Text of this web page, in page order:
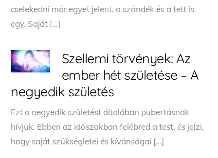
cselekedni már egyet jelent, a szándék és a tett is
egy. Saját […]
Szellemi törvények: Az
ember hét születése – A
negyedik születés
Ezt a negyedik születést általában pubertásnak
hívjuk. Ebben az időszakban felébred a test, és jelzi,
hogy saját szükségletei és kívánságai […]